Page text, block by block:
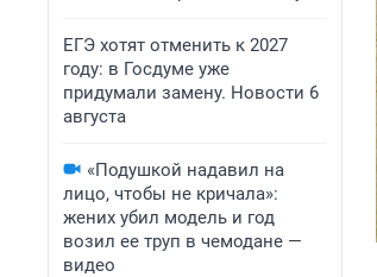
ЕГЭ хотят отменить к 2027
году: в Госдуме уже
придумали замену. Новости 6
августа
«Подушкой надавил на
лицо, чтобы не кричала»:
жених убил модель и год
возил ее труп в чемодане —
видео